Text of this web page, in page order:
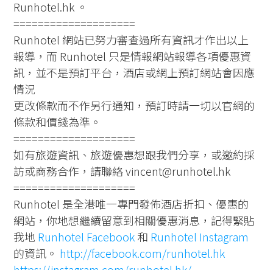
Runhotel.hk 。
====================
Runhotel 網站已努力審查過所有資訊才作出以上
報導，而 Runhotel 只是情報網站報導各項優惠資
訊，並不是預訂平台，酒店或網上預訂網站會因應
情況
更改條款而不作另行通知，預訂時請一切以官網的
條款和價錢為準。
====================
如有旅遊資訊、旅遊優惠想跟我們分享，或邀約採
訪或商務合作，請聯絡 vincent@runhotel.hk
====================
Runhotel 是全港唯一專門發佈酒店折扣、優惠的
網站，你地想繼續留意到相關優惠消息，記得緊貼
我地 Runhotel Facebook和 Runhotel Instagram
的資訊。 http://facebook.com/runhotel.hk